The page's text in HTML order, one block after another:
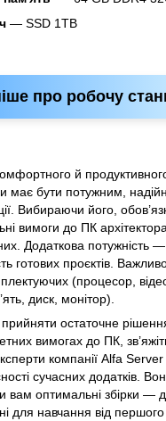
— SSD 1TB
про робочу
й
має бути потужним,
Вибираючи його,
вимоги до ПК
Додаткова потужність
готових проєктів.
(процесор,
диск, монітор).
остаточне
вимогах до ПК,
компанії Alfa Server
сучасних додатків.
вам оптимальні збірки —
для навчання від